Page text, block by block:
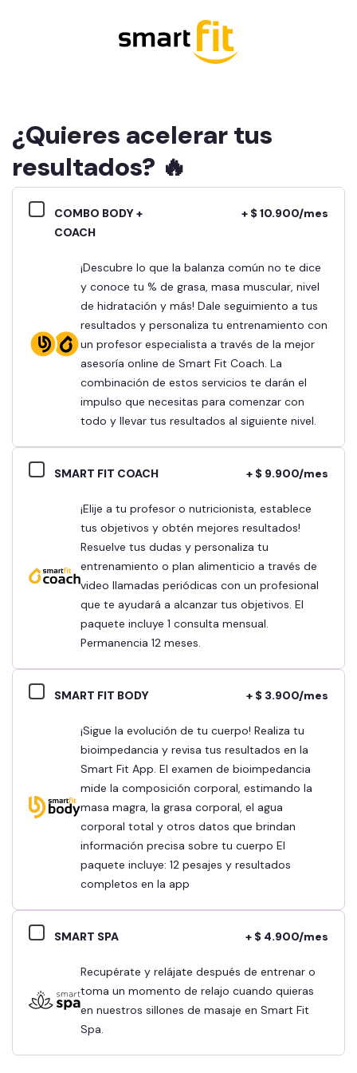
¿Quieres acelerar tus
resultados? 🔥
COMBO BODY +
COACH
+ $ 10.900/mes
¡Descubre lo que la balanza común no te dice
y conoce tu % de grasa, masa muscular, nivel
de hidratación y más! Dale seguimiento a tus
resultados y personaliza tu entrenamiento con
un profesor especialista a través de la mejor
asesoría online de Smart Fit Coach. La
combinación de estos servicios te darán el
impulso que necesitas para comenzar con
todo y llevar tus resultados al siguiente nivel.
SMART FIT COACH + $ 9.900/mes
¡Elije a tu profesor o nutricionista, establece
tus objetivos y obtén mejores resultados!
Resuelve tus dudas y personaliza tu
entrenamiento o plan alimenticio a través de
video llamadas periódicas con un profesional
que te ayudará a alcanzar tus objetivos. El
paquete incluye 1 consulta mensual.
Permanencia 12 meses.
SMART FIT BODY + $ 3.900/mes
¡Sigue la evolución de tu cuerpo! Realiza tu
bioimpedancia y revisa tus resultados en la
Smart Fit App. El examen de bioimpedancia
mide la composición corporal, estimando la
masa magra, la grasa corporal, el agua
corporal total y otros datos que brindan
información precisa sobre tu cuerpo El
paquete incluye: 12 pesajes y resultados
completos en la app
SMART SPA + $ 4.900/mes
Recupérate y relájate después de entrenar o
toma un momento de relajo cuando quieras
en nuestros sillones de masaje en Smart Fit
Spa.